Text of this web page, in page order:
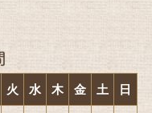
火 水 木 金 土 日